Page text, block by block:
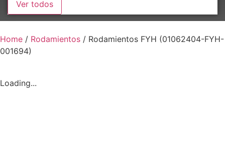
Ver todos
Home / Rodamientos / Rodamientos FYH (01062404-FYH-
001694)
Loading...